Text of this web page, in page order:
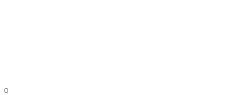
0